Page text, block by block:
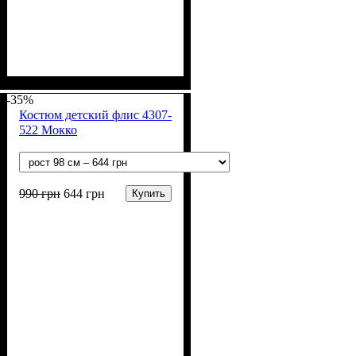
Полиэстер
начесная (80% х/б, 20% п/э)
-35%
Костюм детский флис 4307-
522 Мокко
990грн 644 грн Купить